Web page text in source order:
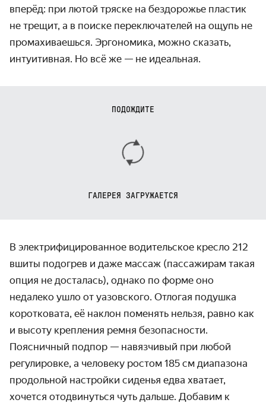
вперёд: при лютой тряске на бездорожье пластик
не трещит, а в поиске переключателей на ощупь не
промахиваешься. Эргономика, можно сказать,
интуитивная. Но всё же — не идеальная.
ПОДОЖДИТЕ
ГАЛЕРЕЯ ЗАГРУЖАЕТСЯ
В электрифицированное водительское кресло 212
вшиты подогрев и даже массаж (пассажирам такая
опция не досталась), однако по форме оно
недалеко ушло от уазовского. Отлогая подушка
коротковата, её наклон поменять нельзя, равно как
и высоту крепления ремня безопасности.
Поясничный подпор — навязчивый при любой
регулировке, а человеку ростом 185 см диапазона
продольной настройки сиденья едва хватает,
хочется отодвинуться чуть дальше. Добавим к